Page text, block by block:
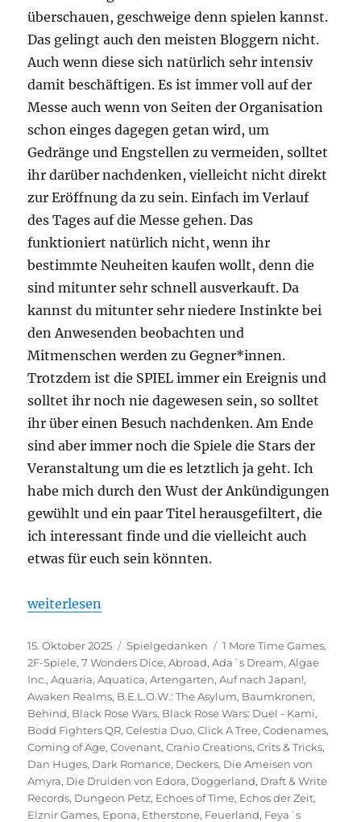
überschauen, geschweige denn spielen kannst.
Das gelingt auch den meisten Bloggern nicht.
Auch wenn diese sich natürlich sehr intensiv
damit beschäftigen. Es ist immer voll auf der
Messe auch wenn von Seiten der Organisation
schon einges dagegen getan wird, um
Gedränge und Engstellen zu vermeiden, solltet
ihr darüber nachdenken, vielleicht nicht direkt
zur Eröffnung da zu sein. Einfach im Verlauf
des Tages auf die Messe gehen. Das
funktioniert natürlich nicht, wenn ihr
bestimmte Neuheiten kaufen wollt, denn die
sind mitunter sehr schnell ausverkauft. Da
kannst du mitunter sehr niedere Instinkte bei
den Anwesenden beobachten und
Mitmenschen werden zu Gegner*innen.
Trotzdem ist die SPIEL immer ein Ereignis und
solltet ihr noch nie dagewesen sein, so solltet
ihr über einen Besuch nachdenken. Am Ende
sind aber immer noch die Spiele die Stars der
Veranstaltung um die es letztlich ja geht. Ich
habe mich durch den Wust der Ankündigungen
gewühlt und ein paar Titel herausgefiltert, die
ich interessant finde und die vielleicht auch
etwas für euch sein könnten.
„Spiel 2025 – Eine Vorschau auf die
weiterlesen
Veröffentlicht
am
15. Oktober 2025 Kategorien
Spielgedanken Schlagwörter
1 More Time Games,
2F-Spiele,7 Wonders Dice,Abroad,Ada´s Dream,Algae
Inc.,Aquaria,Aquatica,Artengarten,Auf nach Japan!,
Awaken Realms, B.E.L.O.W.: The Asylum, Baumkronen,
Behind, Black Rose Wars, Black Rose Wars: Duel - Kami,
Bodd Fighters QR,Celestia Duo,Click A Tree,Codenames,
Coming of Age,Covenant,Cranio Creations,Crits & Tricks,
Dan Huges, Dark Romance, Deckers, Die Ameisen von
Amyra, Die Druiden von Edora, Doggerland, Draft & Write
Records, Dungeon Petz, Echoes of Time, Echos der Zeit,
Elznir Games, Epona, Etherstone, Feuerland, Feya´s